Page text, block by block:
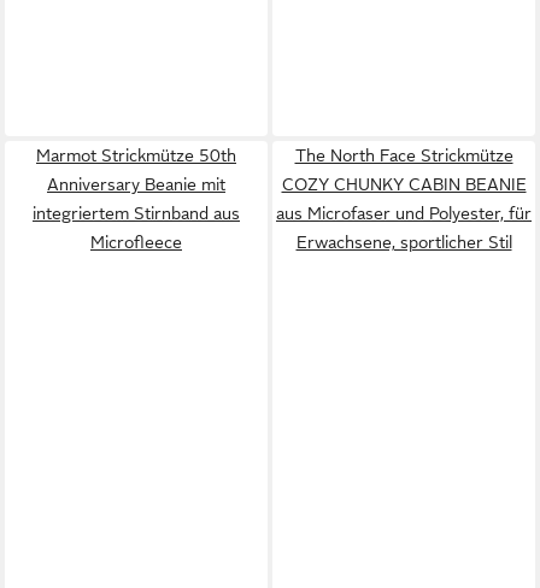
Marmot Strickmütze 50th
Anniversary Beanie mit
integriertem Stirnband aus
Microfleece
The North Face Strickmütze
COZY CHUNKY CABIN BEANIE
aus Microfaser und Polyester, für
Erwachsene, sportlicher Stil